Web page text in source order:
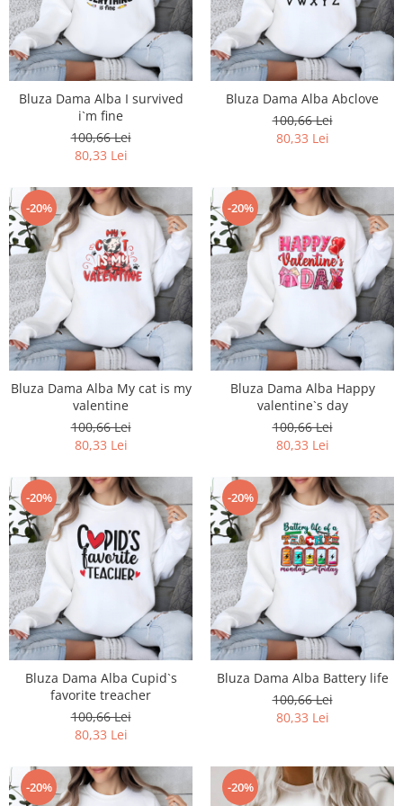
Bluze X-mas
Hanorace Unisex
Body-uri
Bluza Dama Alba I survived
i`m fine
100,66 Lei
80,33 Lei
Bluza Dama Alba Abclove
100,66 Lei
80,33 Lei
-20%
Bluza Dama Alba My cat is my
valentine
100,66 Lei
80,33 Lei
-20%
Bluza Dama Alba Happy
valentine`s day
100,66 Lei
80,33 Lei
-20%
Bluza Dama Alba Cupid`s
favorite treacher
100,66 Lei
80,33 Lei
-20%
Bluza Dama Alba Battery life
100,66 Lei
80,33 Lei
-20% -20%